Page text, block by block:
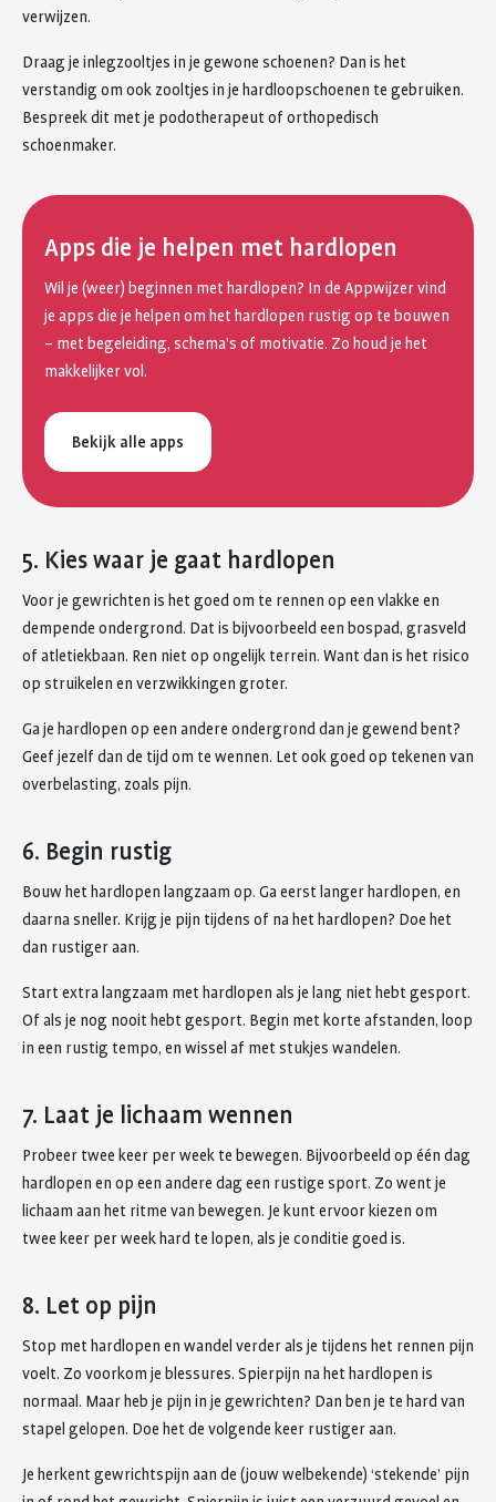
verwijzen.
Draag je inlegzooltjes in je gewone schoenen? Dan is het
verstandig om ook zooltjes in je hardloopschoenen te gebruiken.
Bespreek dit met je podotherapeut of orthopedisch
schoenmaker.
Apps die je helpen met hardlopen
Wil je (weer) beginnen met hardlopen? In de Appwijzer vind
je apps die je helpen om het hardlopen rustig op te bouwen
– met begeleiding, schema’s of motivatie. Zo houd je het
makkelijker vol.
Bekijk alle apps
5. Kies waar je gaat hardlopen
Voor je gewrichten is het goed om te rennen op een vlakke en
dempende ondergrond. Dat is bijvoorbeeld een bospad, grasveld
of atletiekbaan. Ren niet op ongelijk terrein. Want dan is het risico
op struikelen en verzwikkingen groter.
Ga je hardlopen op een andere ondergrond dan je gewend bent?
Geef jezelf dan de tijd om te wennen. Let ook goed op tekenen van
overbelasting, zoals pijn.
6. Begin rustig
Bouw het hardlopen langzaam op. Ga eerst langer hardlopen, en
daarna sneller. Krijg je pijn tijdens of na het hardlopen? Doe het
dan rustiger aan.
Start extra langzaam met hardlopen als je lang niet hebt gesport.
Of als je nog nooit hebt gesport. Begin met korte afstanden, loop
in een rustig tempo, en wissel af met stukjes wandelen.
7. Laat je lichaam wennen
Probeer twee keer per week te bewegen. Bijvoorbeeld op één dag
hardlopen en op een andere dag een rustige sport. Zo went je
lichaam aan het ritme van bewegen. Je kunt ervoor kiezen om
twee keer per week hard te lopen, als je conditie goed is.
8. Let op pijn
Stop met hardlopen en wandel verder als je tijdens het rennen pijn
voelt. Zo voorkom je blessures. Spierpijn na het hardlopen is
normaal. Maar heb je pijn in je gewrichten? Dan ben je te hard van
stapel gelopen. Doe het de volgende keer rustiger aan.
Je herkent gewrichtspijn aan de (jouw welbekende) ‘stekende’ pijn